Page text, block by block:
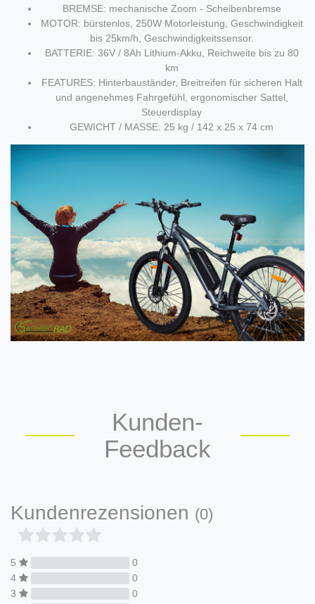
BREMSE: mechanische Zoom - Scheibenbremse
MOTOR: bürstenlos, 250W Motorleistung, Geschwindigkeit
bis 25km/h, Geschwindigkeitssensor.
BATTERIE: 36V / 8Ah Lithium-Akku, Reichweite bis zu 80
km
FEATURES: Hinterbauständer, Breitreifen für sicheren Halt
und angenehmes Fahrgefühl, ergonomischer Sattel,
Steuerdisplay
GEWICHT / MASSE: 25 kg / 142 x 25 x 74 cm
Kunden-
Feedback
Kundenrezensionen (0)
5
0
4
0
3
0